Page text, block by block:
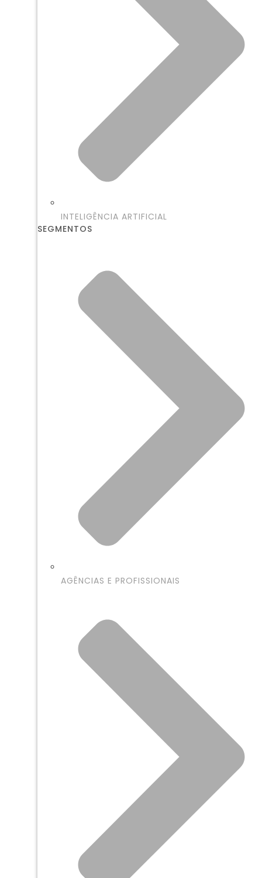
INTELIGÊNCIA ARTIFICIAL
SEGMENTOS
AGÊNCIAS E PROFISSIONAIS